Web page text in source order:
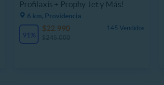
Profilaxis + Prophy Jet y Más!
6 km, Providencia
91%
145 Vendidos
$22.990